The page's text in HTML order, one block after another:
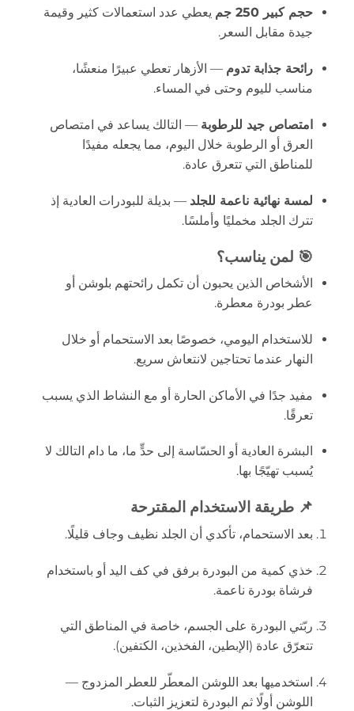
حجم كبير 250 جم
يعطي عدد استعمالات كثير وقيمة
جيدة مقابل السعر.
رائحة جذابة تدوم — الأزهار تعطي عبيرًا منعشًا،
مناسب لليوم وحتى في المساء.
امتصاص جيد للرطوبة — التالك يساعد في امتصاص
العرق أو الرطوبة خلال اليوم، مما يجعله مفيدًا
للمناطق التي تتعرق عادة.
لمسة نهائية ناعمة للجلد — بديلة للبودرات العادية إذ
تترك الجلد مخمليًا وأملسًا.
🎯 لمن يناسب؟
الأشخاص الذين يحبون أن تكمل رائحتهم بلوشن أو
عطر بودرة معطرة.
للاستخدام اليومي، خصوصًا بعد الاستحمام أو خلال
النهار عندما تحتاجين لانتعاش سريع.
مفيد جدًا في الأماكن الحارة أو مع النشاط الذي يسبب
تعرقًا.
البشرة العادية أو الحسّاسة إلى حدٍّ ما، ما دام التالك لا
يُسبب تهيّجًا بها.
📌 طريقة الاستخدام المقترحة
بعد الاستحمام، تأكدي أن الجلد نظيف وجاف قليلًا.
خذي كمية من البودرة برفق في كف اليد أو باستخدام
فرشاة بودرة ناعمة.
ربّتي البودرة على الجسم، خاصة في المناطق التي
تتعرّق عادة (الإبطين، الفخذين، الكتفين).
استخدميها بعد اللوشن المعطّر للعطر المزدوج —
اللوشن أولًا ثم البودرة لتعزيز الثبات.